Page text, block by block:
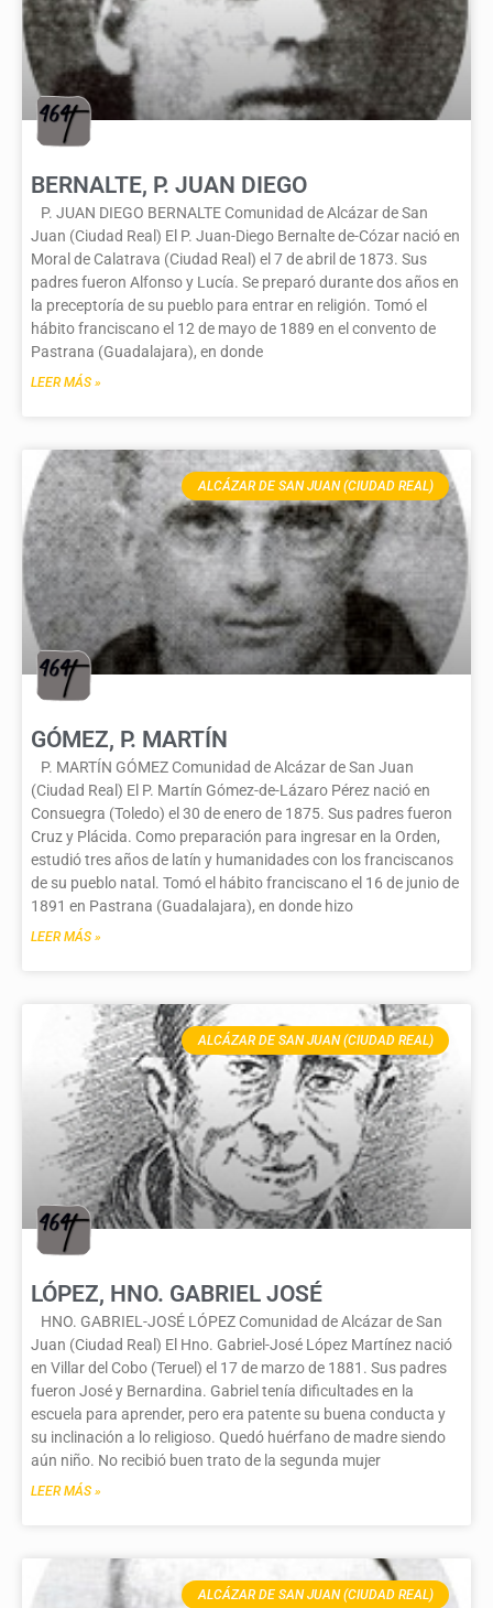
BERNALTE, P. JUAN DIEGO
P. JUAN DIEGO BERNALTE Comunidad de Alcázar de San
Juan (Ciudad Real) El P. Juan-Diego Bernalte de-Cózar nació en
Moral de Calatrava (Ciudad Real) el 7 de abril de 1873. Sus
padres fueron Alfonso y Lucía. Se preparó durante dos años en
la preceptoría de su pueblo para entrar en religión. Tomó el
hábito franciscano el 12 de mayo de 1889 en el convento de
Pastrana (Guadalajara), en donde
LEER MÁS »
ALCÁZAR DE SAN JUAN (CIUDAD REAL)
GÓMEZ, P. MARTÍN
P. MARTÍN GÓMEZ Comunidad de Alcázar de San Juan
(Ciudad Real) El P. Martín Gómez-de-Lázaro Pérez nació en
Consuegra (Toledo) el 30 de enero de 1875. Sus padres fueron
Cruz y Plácida. Como preparación para ingresar en la Orden,
estudió tres años de latín y humanidades con los franciscanos
de su pueblo natal. Tomó el hábito franciscano el 16 de junio de
1891 en Pastrana (Guadalajara), en donde hizo
LEER MÁS »
ALCÁZAR DE SAN JUAN (CIUDAD REAL)
LÓPEZ, HNO. GABRIEL JOSÉ
HNO. GABRIEL-JOSÉ LÓPEZ Comunidad de Alcázar de San
Juan (Ciudad Real) El Hno. Gabriel-José López Martínez nació
en Villar del Cobo (Teruel) el 17 de marzo de 1881. Sus padres
fueron José y Bernardina. Gabriel tenía dificultades en la
escuela para aprender, pero era patente su buena conducta y
su inclinación a lo religioso. Quedó huérfano de madre siendo
aún niño. No recibió buen trato de la segunda mujer
LEER MÁS »
ALCÁZAR DE SAN JUAN (CIUDAD REAL)